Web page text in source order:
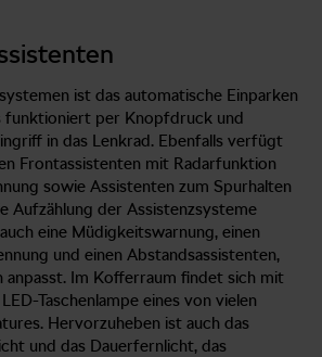
ist das automatische Einparken
funktioniert per Knopfdruck und
in das Lenkrad. Ebenfalls verfügt
Frontassistenten mit Radarfunktion
sowie Assistenten zum Spurhalten
Aufzählung der Assistenzsysteme
eine Müdigkeitswarnung, einen
und einen Abstandsassistenten,
anpasst. Im Kofferraum findet sich mit
Taschenlampe eines von vielen
Hervorzuheben ist auch das
und das Dauerfernlicht, das